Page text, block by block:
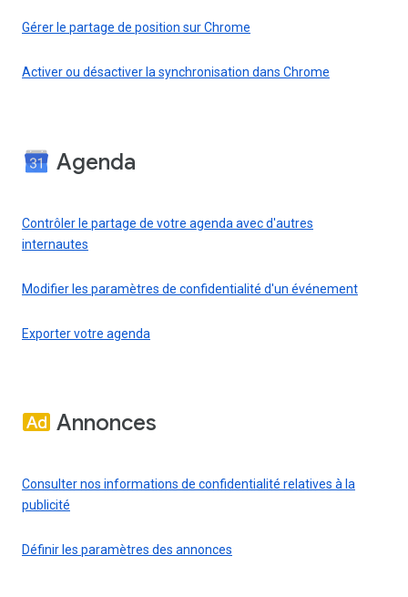
Gérer le partage de position sur Chrome
Activer ou désactiver la synchronisation dans Chrome
Agenda
Contrôler le partage de votre agenda avec d'autres
internautes
Modifier les paramètres de confidentialité d'un événement
Exporter votre agenda
Annonces
Consulter nos informations de confidentialité relatives à la
publicité
Définir les paramètres des annonces